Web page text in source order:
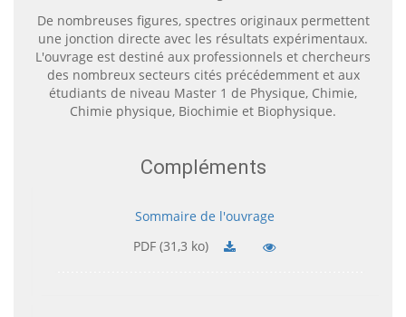
De nombreuses figures, spectres originaux permettent
une jonction directe avec les résultats expérimentaux.
L'ouvrage est destiné aux professionnels et chercheurs
des nombreux secteurs cités précédemment et aux
étudiants de niveau Master 1 de Physique, Chimie,
Chimie physique, Biochimie et Biophysique.
Compléments
Sommaire de l'ouvrage
PDF (31,3 ko)